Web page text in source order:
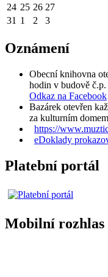
24 25 26 27
31 1 2 3
Oznámení
Obecní knihovna
hodin v budově
Odkaz na Facebook
Bazárek otevřen
za kulturním domem
https://
eDoklady
Platební portál
Mobilní rozhlas